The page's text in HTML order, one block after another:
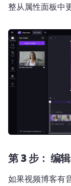
整从属性面板中
第 3 步： 编